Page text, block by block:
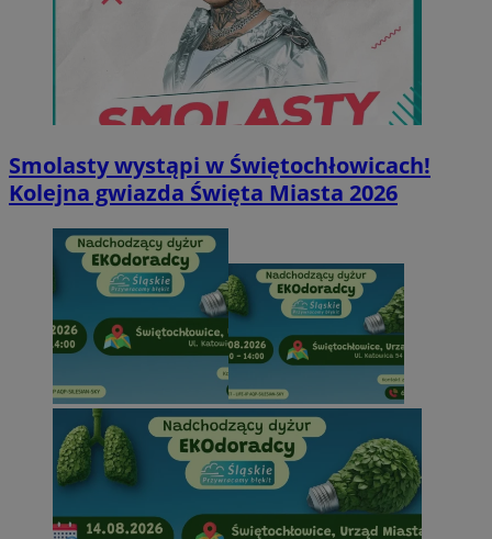
Smolasty wystąpi w Świętochłowicach!
Kolejna gwiazda Święta Miasta 2026